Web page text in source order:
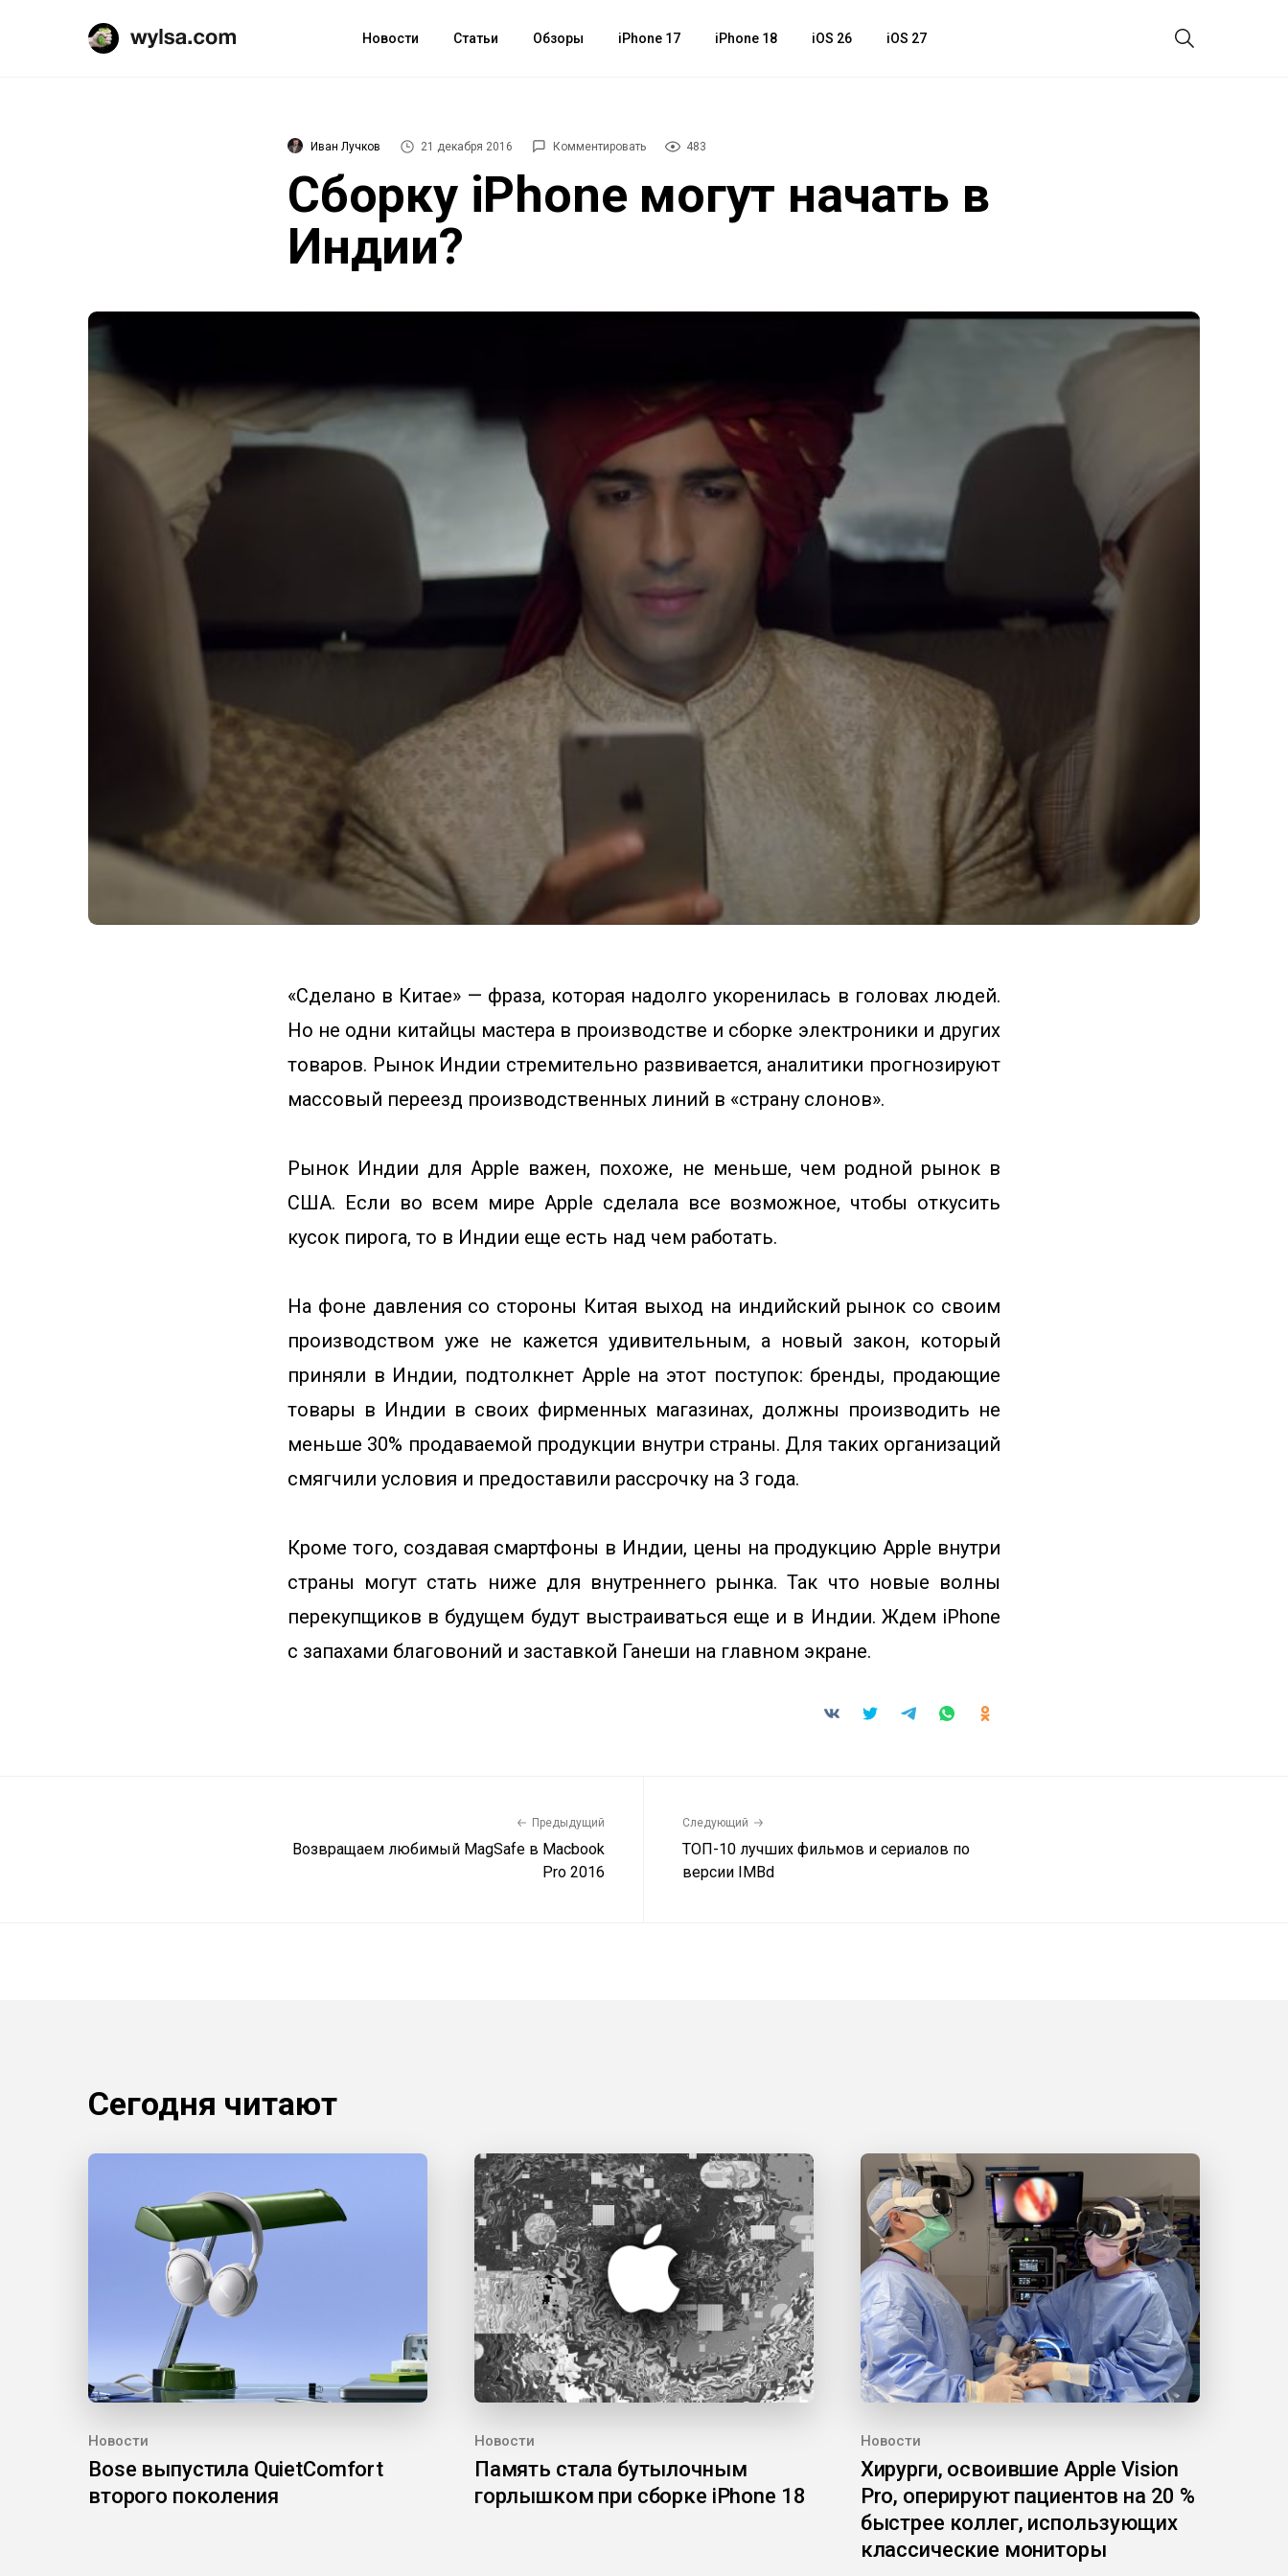
Новости Статьи Обзоры iPhone 17 iPhone 18 iOS 26 iOS 27
Иван Лучков 21 декабря 2016 Комментировать 483
Сборку iPhone могут начать в
Индии?
«Сделано в Китае» — фраза, которая надолго укоренилась в головах людей.
Но не одни китайцы мастера в производстве и сборке электроники и других
товаров. Рынок Индии стремительно развивается, аналитики прогнозируют
массовый переезд производственных линий в «страну слонов».
Рынок Индии для Apple важен, похоже, не меньше, чем родной рынок в
США. Если во всем мире Apple сделала все возможное, чтобы откусить
кусок пирога, то в Индии еще есть над чем работать.
На фоне давления со стороны Китая выход на индийский рынок со своим
производством уже не кажется удивительным, а новый закон, который
приняли в Индии, подтолкнет Apple на этот поступок: бренды, продающие
товары в Индии в своих фирменных магазинах, должны производить не
меньше 30% продаваемой продукции внутри страны. Для таких организаций
смягчили условия и предоставили рассрочку на 3 года.
Кроме того, создавая смартфоны в Индии, цены на продукцию Apple внутри
страны могут стать ниже для внутреннего рынка. Так что новые волны
перекупщиков в будущем будут выстраиваться еще и в Индии. Ждем iPhone
с запахами благовоний и заставкой Ганеши на главном экране.
Предыдущий
Возвращаем любимый MagSafe в Macbook
Pro 2016
Следующий
ТОП-10 лучших фильмов и сериалов по
версии IMBd
Сегодня читают
Новости
Bose выпустила QuietComfort
второго поколения
Новости
Память стала бутылочным
горлышком при сборке iPhone 18
Новости
Хирурги, освоившие Apple Vision
Pro, оперируют пациентов на 20 %
быстрее коллег, использующих
классические мониторы